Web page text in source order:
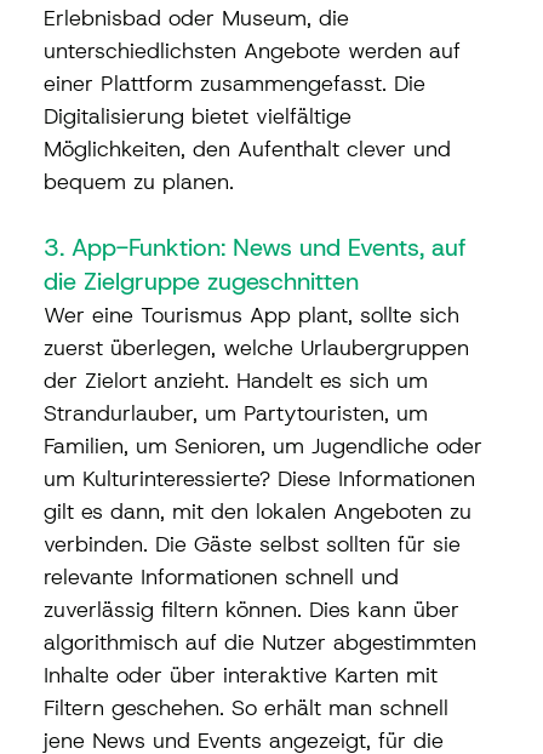
Erlebnisbad oder Museum, die
unterschiedlichsten Angebote werden auf
einer Plattform zusammengefasst. Die
Digitalisierung bietet vielfältige
Möglichkeiten, den Aufenthalt clever und
bequem zu planen.
3. App-Funktion: News und Events, auf
die Zielgruppe zugeschnitten
Wer eine Tourismus App plant, sollte sich
zuerst überlegen, welche Urlaubergruppen
der Zielort anzieht. Handelt es sich um
Strandurlauber, um Partytouristen, um
Familien, um Senioren, um Jugendliche oder
um Kulturinteressierte? Diese Informationen
gilt es dann, mit den lokalen Angeboten zu
verbinden. Die Gäste selbst sollten für sie
relevante Informationen schnell und
zuverlässig filtern können. Dies kann über
algorithmisch auf die Nutzer abgestimmten
Inhalte oder über interaktive Karten mit
Filtern geschehen. So erhält man schnell
jene News und Events angezeigt, für die